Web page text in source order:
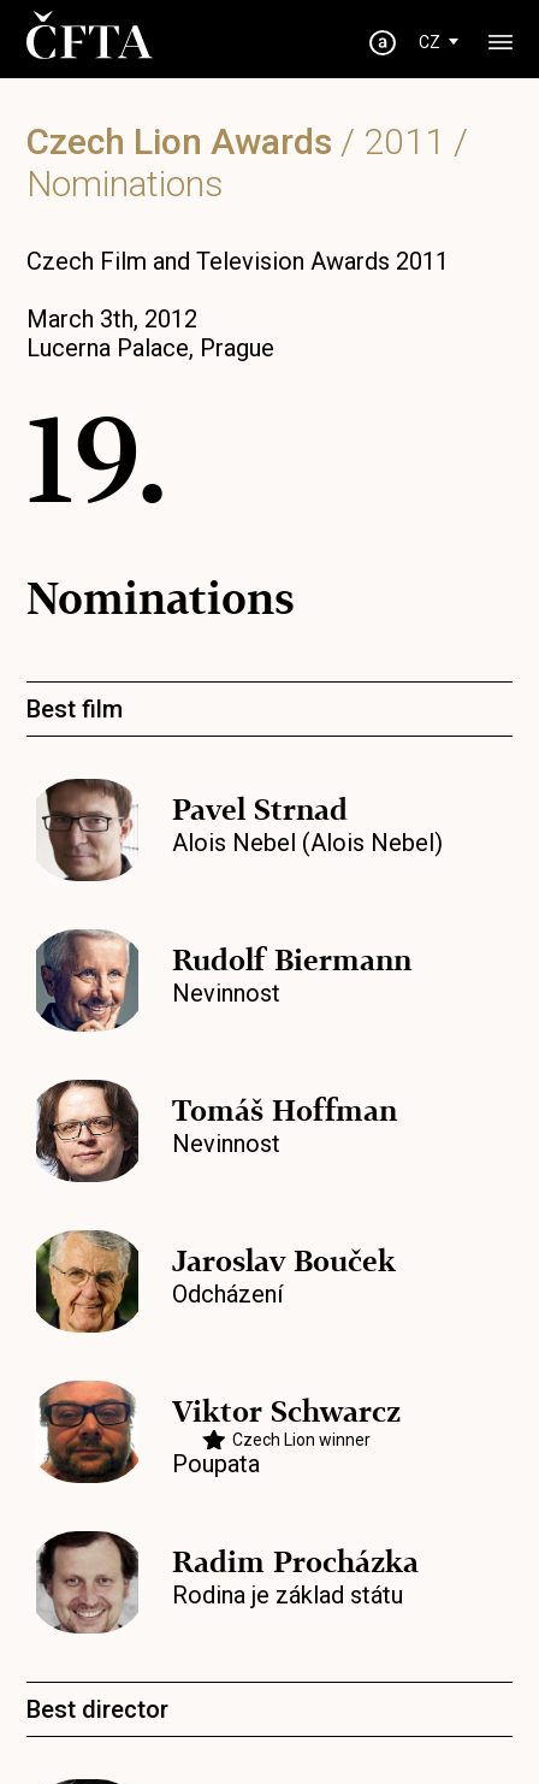
CZ
Czech Lion Awards / 2011 /
Nominations
Czech Film and Television Awards 2011
March 3th, 2012
Lucerna Palace, Prague
19.
Nominations
Best film
Pavel Strnad
Alois Nebel (Alois Nebel)
Rudolf Biermann
Nevinnost
Tomáš Hoffman
Nevinnost
Jaroslav Bouček
Odcházení
Viktor Schwarcz
Czech Lion winner
Poupata
Radim Procházka
Rodina je základ státu
Best director